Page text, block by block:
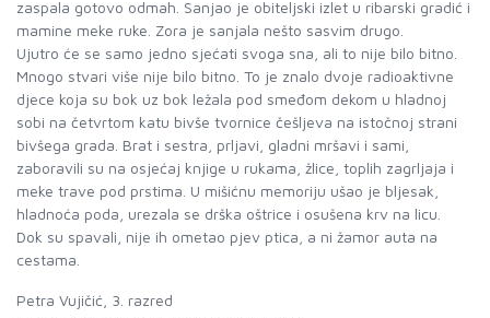
zaspala gotovo odmah. Sanjao je obiteljski izlet u ribarski gradić i
mamine meke ruke. Zora je sanjala nešto sasvim drugo.
Ujutro će se samo jedno sjećati svoga sna, ali to nije bilo bitno.
Mnogo stvari više nije bilo bitno. To je znalo dvoje radioaktivne
djece koja su bok uz bok ležala pod smeđom dekom u hladnoj
sobi na četvrtom katu bivše tvornice češljeva na istočnoj strani
bivšega grada. Brat i sestra, prljavi, gladni mršavi i sami,
zaboravili su na osjećaj knjige u rukama, žlice, toplih zagrljaja i
meke trave pod prstima. U mišićnu memoriju ušao je bljesak,
hladnoća poda, urezala se drška oštrice i osušena krv na licu.
Dok su spavali, nije ih ometao pjev ptica, a ni žamor auta na
cestama.
Petra Vujičić, 3. razred